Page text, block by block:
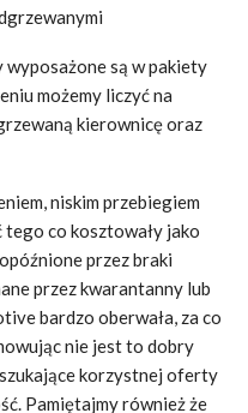
wyposażone są w pakiety
możemy liczyć na
kierownicę oraz
niskim przebiegiem
co kosztowały jako
przez braki
przez kwarantanny lub
bardzo oberwała, za co
nie jest to dobry
korzystnej oferty
Pamiętajmy również że